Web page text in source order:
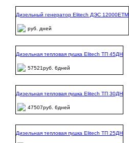
Дизельный генератор Elitech ДЭС 12000ЕТМ
руб. дней
Дизельная тепловая пушка Elitech ТП 45ДН
57521руб. 6дней
Дизельная тепловая пушка Elitech ТП 30ДН
47507руб. 6дней
Дизельная тепловая пушка Elitech ТП 25ДН